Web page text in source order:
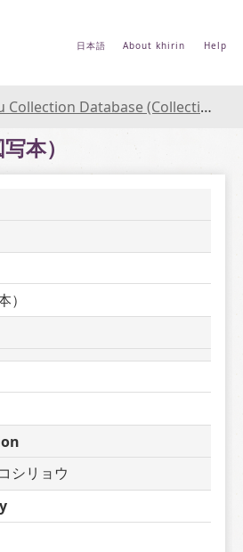
日本語 About khirin Help
(Collections Database of the National Museum of Japanese History)
本）
）
シリョウ